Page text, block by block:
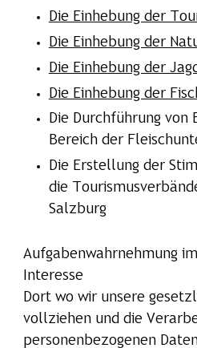
Die Einhebung der
Die Einhebung der
Die Einhebung der
Die Einhebung der
Die Durchführung von
Bereich der
Die Erstellung der
die
Salzburg
Aufgabenwahrnehmung
Interesse
Dort wo wir unsere
vollziehen und die
personenbezogenen